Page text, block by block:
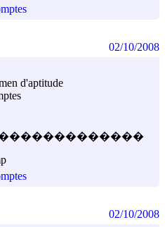
d'aptitude
02/10/2008
02/10/2008